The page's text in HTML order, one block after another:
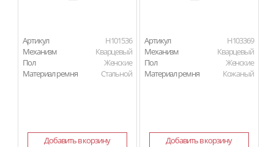
Артикул
H101536
Механизм
Кварцевый
Пол
Женские
Материал ремня
Стальной
Добавить в корзину
Артикул
H103369
Механизм
Кварцевый
Пол
Женские
Материал ремня
Кожаный
Добавить в корзину